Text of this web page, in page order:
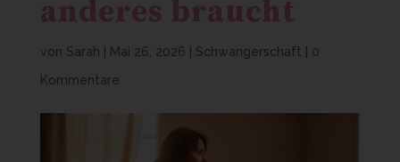
anderes braucht
von Sarah Mai 26, 2026 Schwangerschaft
0
Kommentare